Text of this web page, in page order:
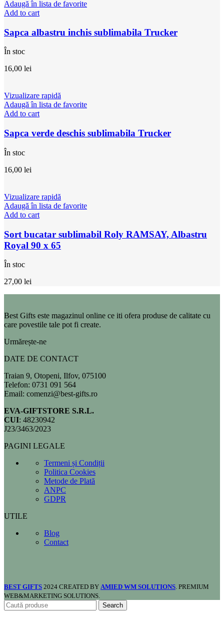
Adaugă în lista de favorite
Add to cart
Sapca albastru inchis sublimabila Trucker
În stoc
16,00 lei
Vizualizare rapidă
Adaugă în lista de favorite
Add to cart
Sapca verde deschis sublimabila Trucker
În stoc
16,00 lei
Vizualizare rapidă
Adaugă în lista de favorite
Add to cart
Sort bucatar sublimabil Roly RAMSAY, Albastru
Royal 90 x 65
În stoc
27,00 lei
Best Gifts este magazinul online ce iti ofera produse de calitate cu
care povestile tale pot fi create.
Urmărește-ne
DATE DE CONTACT
Traian 9, Otopeni, Ilfov, 075100
Telefon: 0731 091 564
Email: comenzi@best-gifts.ro
EVA-GIFTSTORE S.R.L.
CUI: 48230942
J23/3463/2023
PAGINI LEGALE
Termeni și Condiții
Politica Cookies
Metode de Plată
ANPC
GDPR
UTILE
Blog
Contact
BEST GIFTS 2024 CREATED BY AMIED WM SOLUTIONS. PREMIUM
WEB&MARKETING SOLUTIONS.
Search